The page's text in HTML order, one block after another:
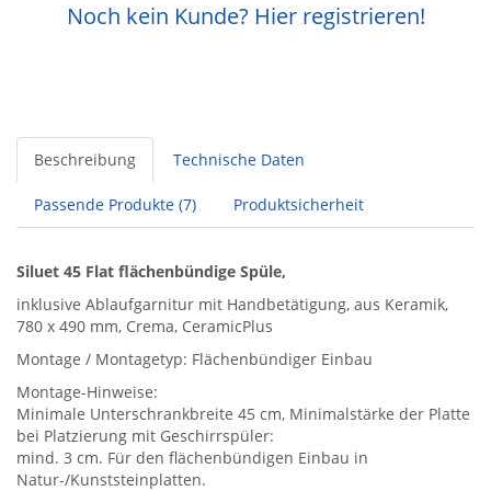
Noch kein Kunde? Hier registrieren!
Beschreibung Technische Daten
Passende Produkte (7) Produktsicherheit
Siluet 45 Flat flächenbündige Spüle,
inklusive Ablaufgarnitur mit Handbetätigung, aus Keramik,
780 x 490 mm, Crema, CeramicPlus
Montage / Montagetyp: Flächenbündiger Einbau
Montage-Hinweise:
Minimale Unterschrankbreite 45 cm, Minimalstärke der Platte
bei Platzierung mit Geschirrspüler:
mind. 3 cm. Für den flächenbündigen Einbau in
Natur-/Kunststeinplatten.